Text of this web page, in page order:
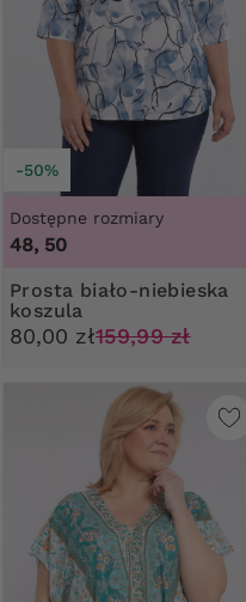
-50%
Dostępne rozmiary
48, 50
Prosta biało-niebieska
koszula
80,00 zł159,99 zł